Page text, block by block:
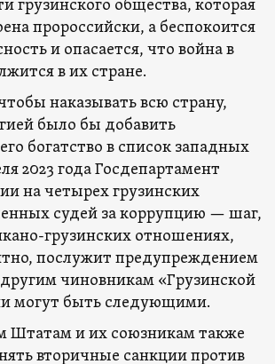
грузинского общества, которая
пророссийски, а беспокоится
и опасается, что война в
в их стране.
наказывать всю страну,
было бы добавить
богатство в список западных
2023 года Госдепартамент
на четырех грузинских
судей за коррупцию — шаг,
грузинских отношениях,
послужит предупреждением
чиновникам «Грузинской
могут быть следующими.
Штатам и их союзникам также
вторичные санкции против